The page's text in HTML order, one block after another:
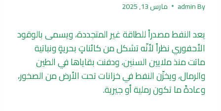
By
admin مارس 13, 2025
يعد النفط مصدراً للطاقة غير المتجددة، ويسمى بالوقود
الأحفوري نظراً لأنّه تشكل من كائناتٍ بحريةٍ ونباتية
ماتت منذ ملايين السنين، ودفنت بقاياها في الطين
والرمال، ويخزّن النفط في خزانات تحت الأرض من الصخور،
وعادةً ما تكون رملية أو جيرية.